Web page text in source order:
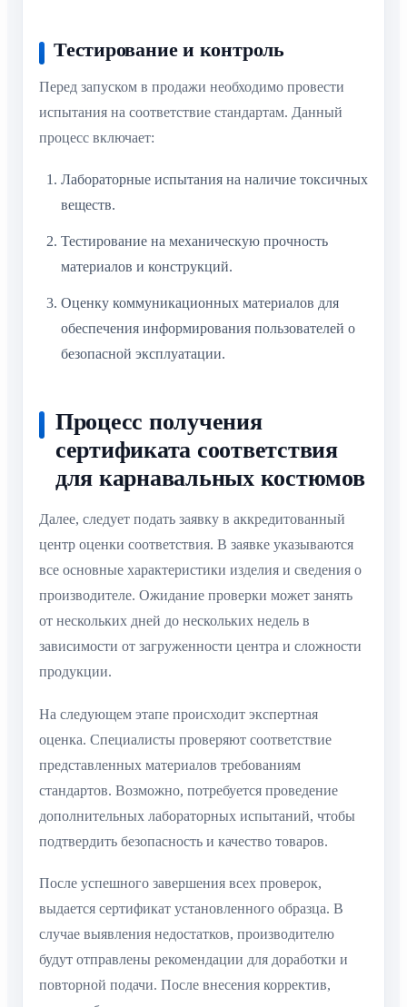
Тестирование и контроль
Перед запуском в продажи необходимо провести
испытания на соответствие стандартам. Данный
процесс включает:
Лабораторные испытания на наличие токсичных
веществ.
Тестирование на механическую прочность
материалов и конструкций.
Оценку коммуникационных материалов для
обеспечения информирования пользователей о
безопасной эксплуатации.
Процесс получения
сертификата соответствия
для карнавальных костюмов
Далее, следует подать заявку в аккредитованный
центр оценки соответствия. В заявке указываются
все основные характеристики изделия и сведения о
производителе. Ожидание проверки может занять
от нескольких дней до нескольких недель в
зависимости от загруженности центра и сложности
продукции.
На следующем этапе происходит экспертная
оценка. Специалисты проверяют соответствие
представленных материалов требованиям
стандартов. Возможно, потребуется проведение
дополнительных лабораторных испытаний, чтобы
подтвердить безопасность и качество товаров.
После успешного завершения всех проверок,
выдается сертификат установленного образца. В
случае выявления недостатков, производителю
будут отправлены рекомендации для доработки и
повторной подачи. После внесения корректив,